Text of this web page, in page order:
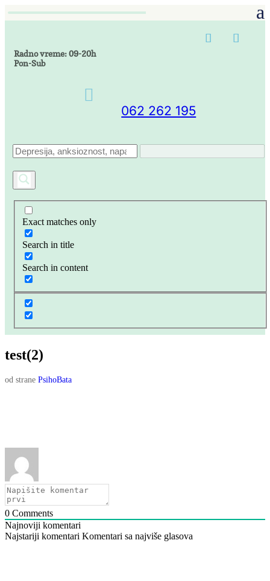
Radno vreme: 09-20h
Pon-Sub

062 262 195
Exact matches only
Search in title
Search in content
test(2)
od strane PsihoBata
0 Comments
Najnoviji komentari
Najstariji komentari Komentari sa najviše glasova